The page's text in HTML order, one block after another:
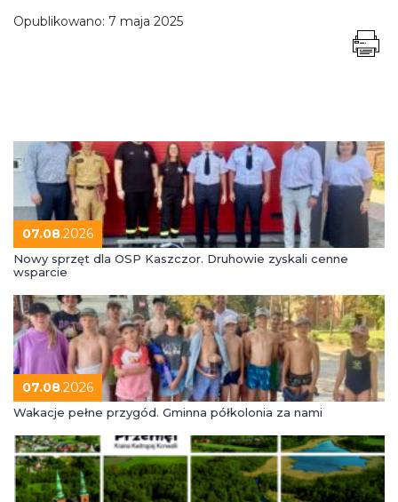
Opublikowano: 7 maja 2025
07.08.2026
Nowy sprzęt dla OSP Kaszczor. Druhowie zyskali cenne
wsparcie
07.08.2026
Wakacje pełne przygód. Gminna półkolonia za nami